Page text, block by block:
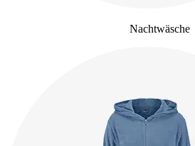
Nachtwäsche